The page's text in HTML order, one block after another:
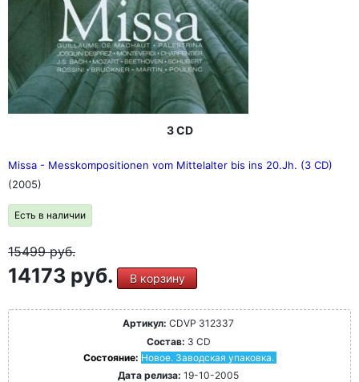
3 CD
Missa - Messkompositionen vom Mittelalter bis ins 20.Jh. (3 CD)
(2005)
Есть в наличии
15499руб.
14173 руб. В корзину
Артикул: CDVP 312337
Состав: 3 CD
Состояние: Новое. Заводская упаковка.
Дата релиза: 19-10-2005